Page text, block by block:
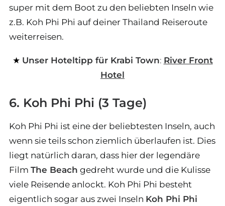
super mit dem Boot zu den beliebten Inseln wie
z.B. Koh Phi Phi auf deiner Thailand Reiseroute
weiterreisen.
Unser Hoteltipp für Krabi Town: River Front
Hotel
6. Koh Phi Phi (3 Tage)
Koh Phi Phi ist eine der beliebtesten Inseln, auch
wenn sie teils schon ziemlich überlaufen ist. Dies
liegt natürlich daran, dass hier der legendäre
Film The Beach gedreht wurde und die Kulisse
viele Reisende anlockt. Koh Phi Phi besteht
eigentlich sogar aus zwei Inseln Koh Phi Phi